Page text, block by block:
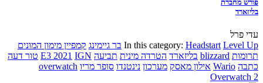
פורש מחברת
בליזארד
עדי פרל
In this category: Headstart Level Up בר גיימינג קמפיין מימון המונים
תרומות blizzard בליזארד הטרדה מינית תביעה E3 2021 IGN
טור דעה
כתבה Wario אילון מאסק מערכון נינטנדו סופר מריו overwatch
Overwatch 2